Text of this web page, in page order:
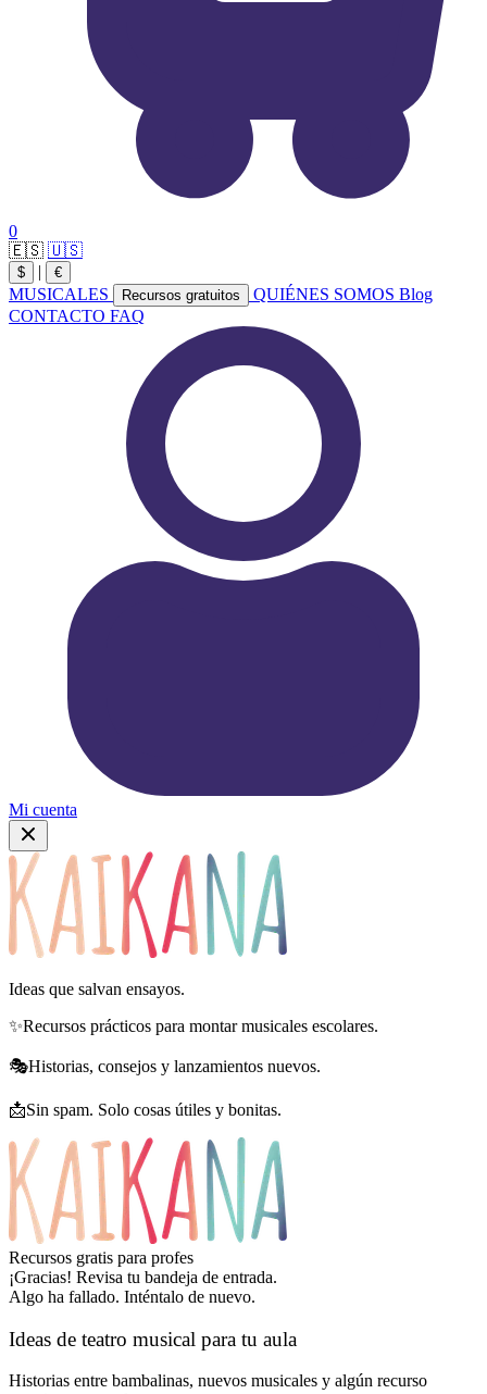
0
🇪🇸 🇺🇸
$ | €
MUSICALES Recursos gratuitos QUIÉNES SOMOS Blog
CONTACTO FAQ
Mi cuenta
Ideas que salvan ensayos.
✨Recursos prácticos para montar musicales escolares.
🎭Historias, consejos y lanzamientos nuevos.
📩Sin spam. Solo cosas útiles y bonitas.
Recursos gratis para profes
¡Gracias! Revisa tu bandeja de entrada.
Algo ha fallado. Inténtalo de nuevo.
Ideas de teatro musical para tu aula
Historias entre bambalinas, nuevos musicales y algún recurso